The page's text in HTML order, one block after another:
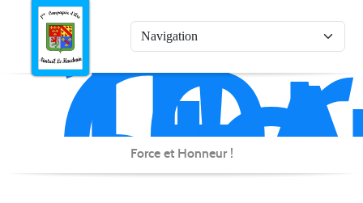
Force et Honneur !
Panneau de gestion des cookies